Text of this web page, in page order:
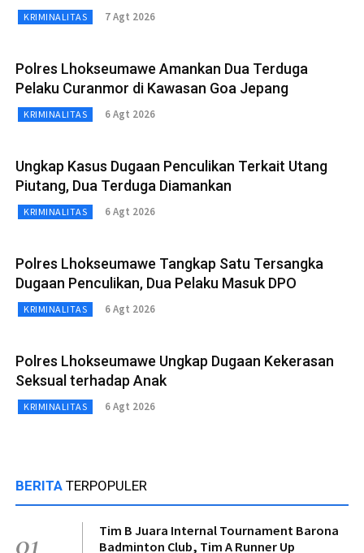
KRIMINALITAS 7 Agt 2026
Polres Lhokseumawe Amankan Dua Terduga
Pelaku Curanmor di Kawasan Goa Jepang
KRIMINALITAS 6 Agt 2026
Ungkap Kasus Dugaan Penculikan Terkait Utang
Piutang, Dua Terduga Diamankan
KRIMINALITAS 6 Agt 2026
Polres Lhokseumawe Tangkap Satu Tersangka
Dugaan Penculikan, Dua Pelaku Masuk DPO
KRIMINALITAS 6 Agt 2026
Polres Lhokseumawe Ungkap Dugaan Kekerasan
Seksual terhadap Anak
KRIMINALITAS 6 Agt 2026
BERITA TERPOPULER
01
Tim B Juara Internal Tournament Barona
Badminton Club, Tim A Runner Up